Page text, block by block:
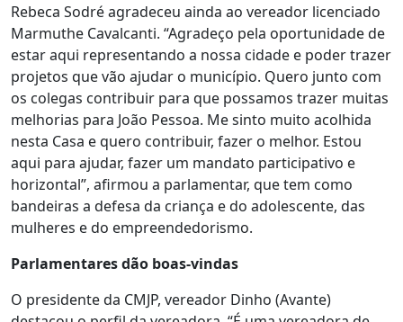
Rebeca Sodré agradeceu ainda ao vereador licenciado
Marmuthe Cavalcanti. “Agradeço pela oportunidade de
estar aqui representando a nossa cidade e poder trazer
projetos que vão ajudar o município. Quero junto com
os colegas contribuir para que possamos trazer muitas
melhorias para João Pessoa. Me sinto muito acolhida
nesta Casa e quero contribuir, fazer o melhor. Estou
aqui para ajudar, fazer um mandato participativo e
horizontal”, afirmou a parlamentar, que tem como
bandeiras a defesa da criança e do adolescente, das
mulheres e do empreendedorismo.
Parlamentares dão boas-vindas
O presidente da CMJP, vereador Dinho (Avante)